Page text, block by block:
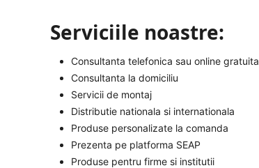
Serviciile noastre:
Consultanta telefonica sau online gratuita
Consultanta la domiciliu
Servicii de montaj
Distributie nationala si internationala
Produse personalizate la comanda
Prezenta pe platforma SEAP
Produse pentru firme si institutii